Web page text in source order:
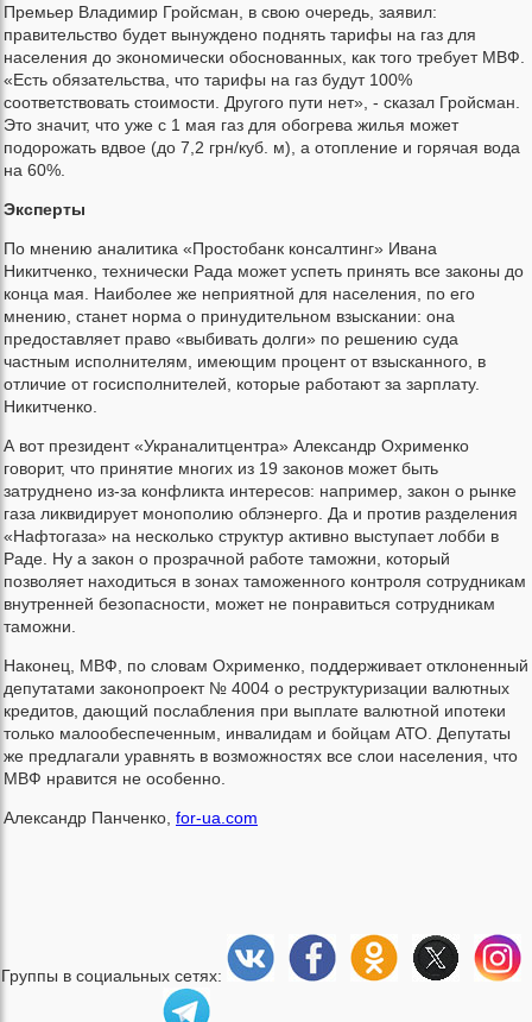
Премьер Владимир Гройсман, в свою очередь, заявил:
правительство будет вынуждено поднять тарифы на газ для
населения до экономически обоснованных, как того требует МВФ.
«Есть обязательства, что тарифы на газ будут 100%
соответствовать стоимости. Другого пути нет», - сказал Гройсман.
Это значит, что уже с 1 мая газ для обогрева жилья может
подорожать вдвое (до 7,2 грн/куб. м), а отопление и горячая вода
на 60%.
Эксперты
По мнению аналитика «Простобанк консалтинг» Ивана
Никитченко, технически Рада может успеть принять все законы до
конца мая. Наиболее же неприятной для населения, по его
мнению, станет норма о принудительном взыскании: она
предоставляет право «выбивать долги» по решению суда
частным исполнителям, имеющим процент от взысканного, в
отличие от госисполнителей, которые работают за зарплату.
Никитченко.
А вот президент «Украналитцентра» Александр Охрименко
говорит, что принятие многих из 19 законов может быть
затруднено из-за конфликта интересов: например, закон о рынке
газа ликвидирует монополию облэнерго. Да и против разделения
«Нафтогаза» на несколько структур активно выступает лобби в
Раде. Ну а закон о прозрачной работе таможни, который
позволяет находиться в зонах таможенного контроля сотрудникам
внутренней безопасности, может не понравиться сотрудникам
таможни.
Наконец, МВФ, по словам Охрименко, поддерживает отклоненный
депутатами законопроект № 4004 о реструктуризации валютных
кредитов, дающий послабления при выплате валютной ипотеки
только малообеспеченным, инвалидам и бойцам АТО. Депутаты
же предлагали уравнять в возможностях все слои населения, что
МВФ нравится не особенно.
Александр Панченко, for-ua.com
Группы в социальных сетях: